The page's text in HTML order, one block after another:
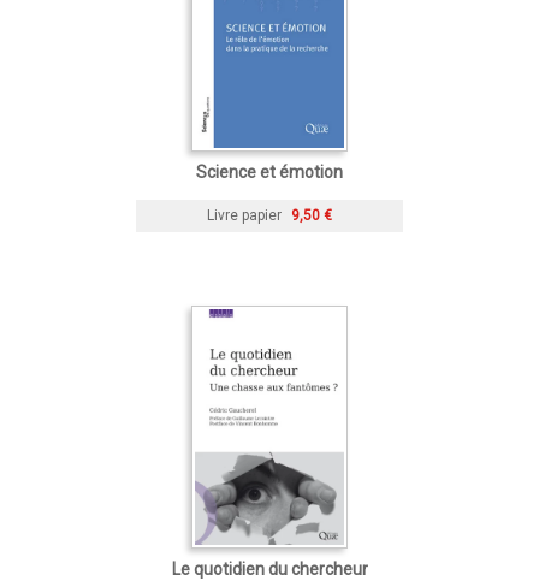
Science et émotion
Livre papier 9,50 €
Le quotidien du chercheur